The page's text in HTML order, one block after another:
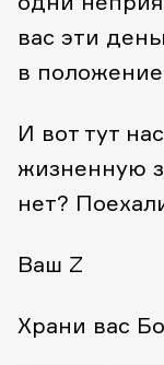
вас эти
в
И вот тут
жизненную
нет?
Ваш Z
Храни вас